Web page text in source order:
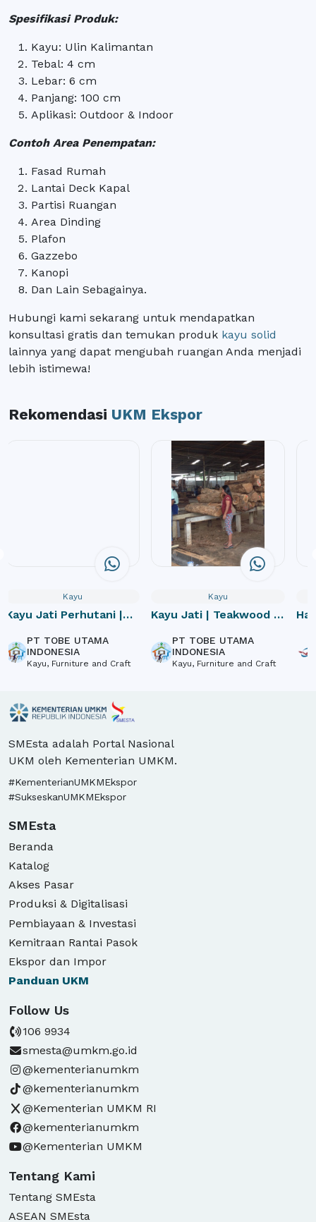
Spesifikasi Produk:
Kayu: Ulin Kalimantan
Tebal: 4 cm
Lebar: 6 cm
Panjang: 100 cm
Aplikasi: Outdoor & Indoor
Contoh Area Penempatan:
Fasad Rumah
Lantai Deck Kapal
Partisi Ruangan
Area Dinding
Plafon
Gazzebo
Kanopi
Dan Lain Sebagainya.
Hubungi kami sekarang untuk mendapatkan
konsultasi gratis dan temukan produk kayu solid
lainnya yang dapat mengubah ruangan Anda menjadi
lebih istimewa!
Rekomendasi UKM Ekspor
Kayu
Kayu Jati Perhutani |
Raw Materials | Wood |
Kayu Jati Log | Timber
PT TOBE UTAMA
INDONESIA
Kayu, Furniture and Craft
Kayu
Kayu Jati | Teakwood |
Wood | Kayu Log |
Papan | Slabs | Timber
PT TOBE UTAMA
INDONESIA
Kayu, Furniture and Craft
SMEsta adalah Portal Nasional
UKM oleh Kementerian UMKM.
#KementerianUMKMEkspor
#SukseskanUMKMEkspor
SMEsta
Beranda
Katalog
Akses Pasar
Produksi & Digitalisasi
Pembiayaan & Investasi
Kemitraan Rantai Pasok
Ekspor dan Impor
Panduan UKM
Follow Us
106 9934
smesta@umkm.go.id
@kementerianumkm
@kementerianumkm
@Kementerian UMKM RI
@kementerianumkm
@Kementerian UMKM
Tentang Kami
Tentang SMEsta
ASEAN SMEsta